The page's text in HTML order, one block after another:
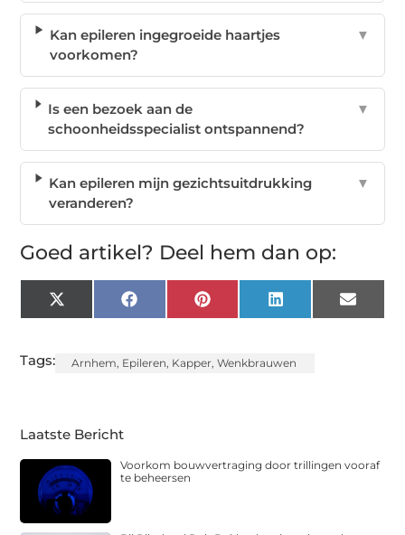
Kan epileren ingegroeide haartjes
voorkomen?
▼
Is een bezoek aan de
schoonheidsspecialist ontspannend?
▼
Kan epileren mijn gezichtsuitdrukking
veranderen?
▼
Goed artikel? Deel hem dan op:
X
(Twitter)
FacebookPinterest LinkedIn Email
Tags: Arnhem, Epileren, Kapper,Wenkbrauwen
Laatste Bericht
Voorkom bouwvertraging door trillingen vooraf
te beheersen